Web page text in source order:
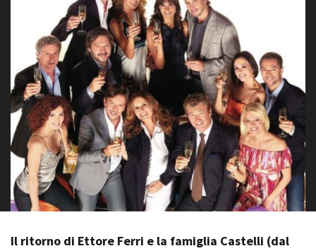
Partner
Rete regionale
Bilancio sociale
Amministrazione
trasparente
Bandi e gare
Sostenibilità ambientale
SERVIZI
Servizi generali
Location scouting
Spazi nella sede FCTP
Sala Paolo Tenna
Avenue Cove - Erasmus +
Guarda che storia!
La Grazia - Immagini e
location della Torino di Paolo
Sorrentino
Open Day
Ciak in TOur!
FESTIVAL, MARKETS,
AWARDS
International Film Festival
Rotterdam
Berlinale Internationalen
Filmfestspiele Berlin
Biografilm Festival - Bio to B
Il ritorno di Ettore Ferri e la famiglia Castelli (dal